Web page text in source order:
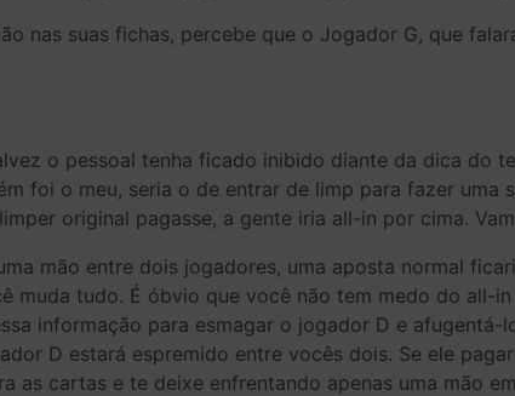
nas suas fichas, percebe que o Jogador G, que
o pessoal tenha ficado inibido diante da dica do
foi o meu, seria o de entrar de limp para fazer uma
original pagasse, a gente iria all-in por cima.
mão entre dois jogadores, uma aposta normal
muda tudo. É óbvio que você não tem medo do all-
informação para esmagar o jogador D e
D estará espremido entre vocês dois. Se ele
as cartas e te deixe enfrentando apenas uma mão